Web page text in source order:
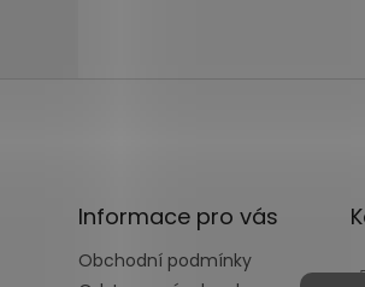
Informace pro vás
Obchodní podmínky